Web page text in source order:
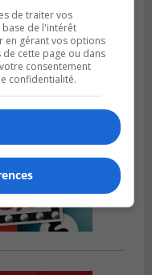
de traiter vos
base de l'intérêt
en gérant vos options
de cette page ou dans
consentement
confidentialité.